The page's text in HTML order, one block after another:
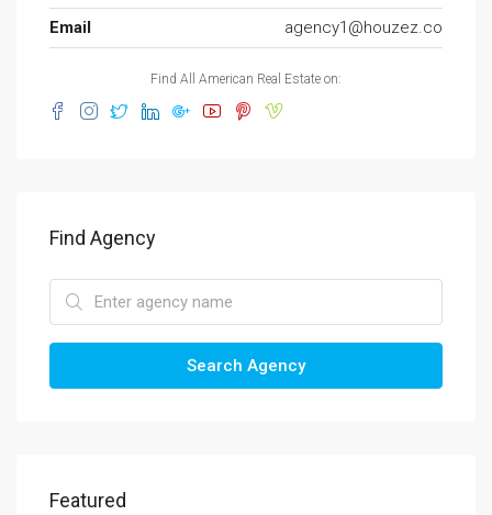
Email
agency1@houzez.co
Find All American Real Estate on:
Find Agency
Search Agency
Featured